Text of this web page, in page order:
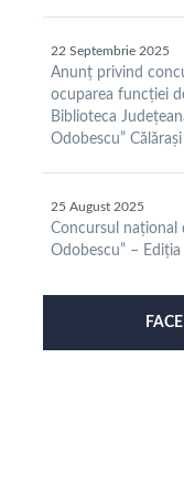
22 Septembrie 2025
Anunț privind
ocuparea funcției
Biblioteca
Odobescu” Călărași
25 August 2025
Concursul național
Odobescu” – Ediția